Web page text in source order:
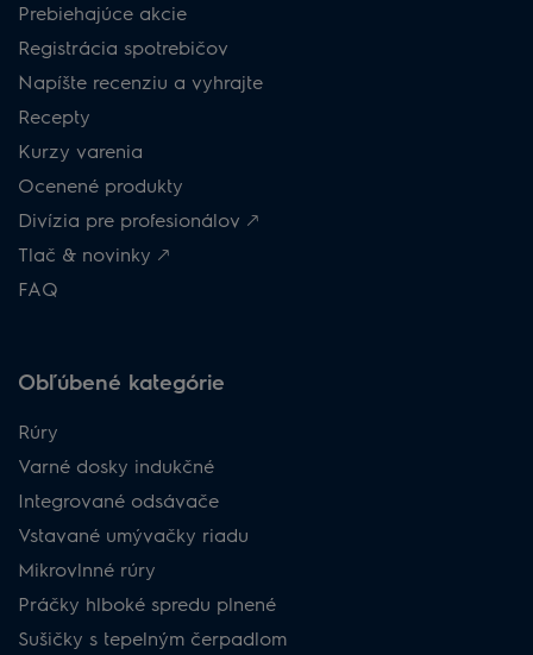
Prebiehajúce akcie
Registrácia spotrebičov
Napíšte recenziu a vyhrajte
Recepty
Kurzy varenia
Ocenené produkty
Divízia pre profesionálov 🡕
Tlač & novinky 🡕
FAQ
Obľúbené kategórie
Rúry
Varné dosky indukčné
Integrované odsávače
Vstavané umývačky riadu
Mikrovlnné rúry
Práčky hlboké spredu plnené
Sušičky s tepelným čerpadlom